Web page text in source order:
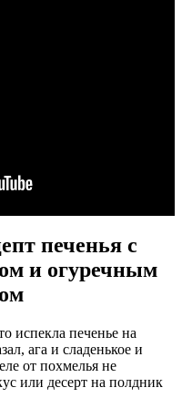
печенья с
и огуречным
испекла печенье на
ага и сладенькое и
от похмелья не
или десерт на полдник